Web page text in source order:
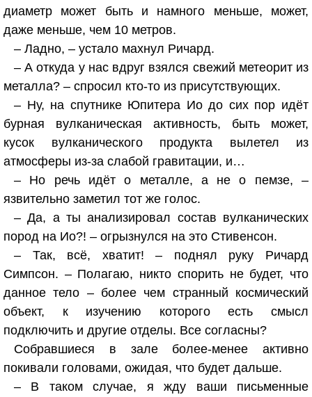
диаметр может быть и намного меньше, может,
даже меньше, чем 10 метров.
– Ладно, – устало махнул Ричард.
– А откуда у нас вдруг взялся свежий метеорит из
металла? – спросил кто-то из присутствующих.
– Ну, на спутнике Юпитера Ио до сих пор идёт
бурная вулканическая активность, быть может,
кусок вулканического продукта вылетел из
атмосферы из-за слабой гравитации, и…
– Но речь идёт о металле, а не о пемзе, –
язвительно заметил тот же голос.
– Да, а ты анализировал состав вулканических
пород на Ио?! – огрызнулся на это Стивенсон.
– Так, всё, хватит! – поднял руку Ричард
Симпсон. – Полагаю, никто спорить не будет, что
данное тело – более чем странный космический
объект, к изучению которого есть смысл
подключить и другие отделы. Все согласны?
Собравшиеся в зале более-менее активно
покивали головами, ожидая, что будет дальше.
– В таком случае, я жду ваши письменные